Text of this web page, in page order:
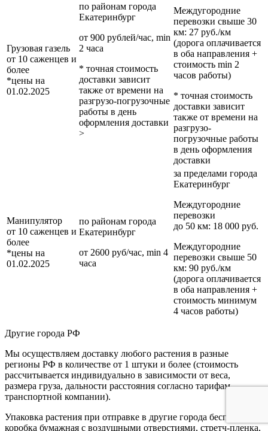
Грузовая газель
от 10 саженцев и
более
*цены на
01.02.2025
по районам города
Екатеринбург
от 900 рублей/час, min
2 часа
* точная стоимость
доставки зависит
также от времени на
разгрузо-погрузочные
работы в день
оформления доставки
>
Междугородние
перевозки свыше 30
км: 27 руб./км
(дорога оплачивается
в оба направления +
стоимость min 2
часов работы)
* точная стоимость
доставки зависит
также от времени на
разгрузо-
погрузочные работы
в день оформления
доставки
Манипулятор
от 10 саженцев и
более
*цены на
01.02.2025
по районам города
Екатеринбург
от 2600 руб/час, min 4
часа
за пределами города
Екатеринбург
Междугородние
перевозки
до 50 км: 18 000 руб.
Междугородние
перевозки свыше 50
км: 90 руб./км
(дорога оплачивается
в оба направления +
стоимость минимум
4 часов работы)
Другие города РФ
Мы осуществляем доставку любого растения в разные
регионы РФ в количестве от 1 штуки и более (стоимость
рассчитывается индивидуально в зависимости от веса,
размера груза, дальности расстояния согласно тарифам
транспортной компании).
Упаковка растения при отправке в другие города бесплатно:
коробка бумажная с воздушными отверстиями, стретч-пленка,